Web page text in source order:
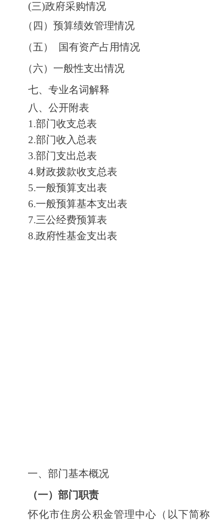
(三)政府采购情况
（四）预算绩效管理情况
（五）
国有资产占用情况
（六）一般性支出情况
七、专业名词解释
八、公开附表
1.部门收支总表
2.部门收入总表
3.部门支出总表
4.财政拨款收支总表
5.一般预算支出表
6.一般预算基本支出表
7.三公经费预算表
8.政府性基金支出表
一、部门基本概况
（一）部门职责
怀化市住房公积金管理中心（以下简称